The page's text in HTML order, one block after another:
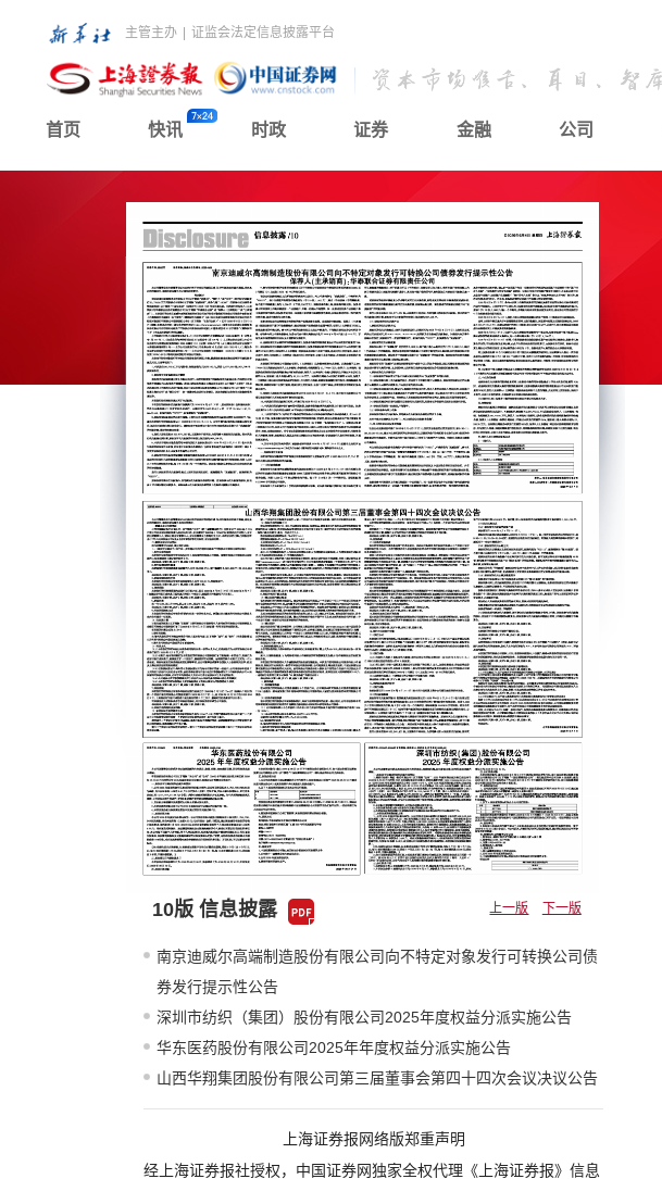
主管主办 证监会法定信息披露平台
首页 快讯 时政 证券 金融 公司
10版 信息披露 上一版 下一版
南京迪威尔高端制造股份有限公司向不特定对象发行可转换公司债
券发行提示性公告
深圳市纺织（集团）股份有限公司2025年度权益分派实施公告
华东医药股份有限公司2025年年度权益分派实施公告
山西华翔集团股份有限公司第三届董事会第四十四次会议决议公告
上海证券报网络版郑重声明
经上海证券报社授权，中国证券网独家全权代理《上海证券报》信息